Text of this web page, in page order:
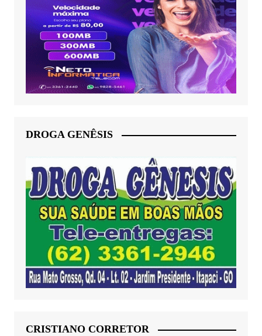
DROGA GENÊSIS
CRISTIANO CORRETOR